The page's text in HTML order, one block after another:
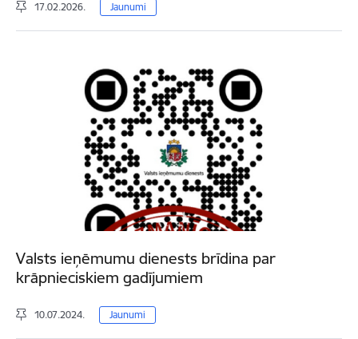
17.02.2026. Jaunumi
Valsts ieņēmumu dienests brīdina par
krāpnieciskiem gadījumiem
10.07.2024. Jaunumi